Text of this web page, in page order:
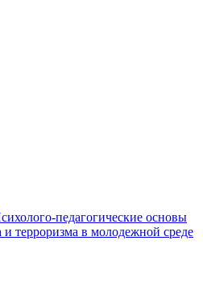
педагогические основы
терроризма в молодежной среде